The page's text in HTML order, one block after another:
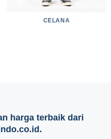
CELANA
harga terbaik dari